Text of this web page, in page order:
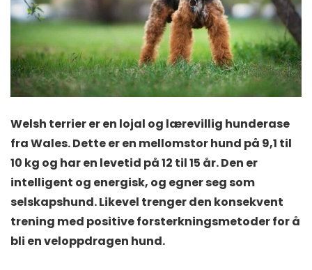
Welsh terrier er en lojal og lærevillig hunderase
fra Wales. Dette er en mellomstor hund på 9,1 til
10 kg og har en levetid på 12 til 15 år. Den er
intelligent og energisk, og egner seg som
selskapshund. Likevel trenger den konsekvent
trening med positive forsterkningsmetoder for å
bli en veloppdragen hund.